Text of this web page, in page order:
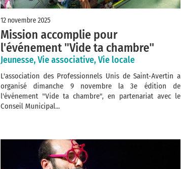
12 novembre 2025
Mission accomplie pour
l'événement "Vide ta chambre"
Jeunesse, Vie associative, Vie locale
L'association des Professionnels Unis de Saint-Avertin a
organisé dimanche 9 novembre la 3e édition de
l'événement "Vide ta chambre", en partenariat avec le
Conseil Municipal...